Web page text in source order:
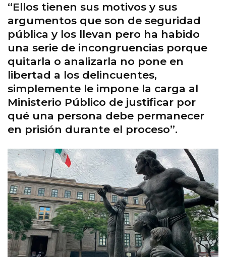
“Ellos tienen sus motivos y sus
argumentos que son de seguridad
pública y los llevan pero ha habido
una serie de incongruencias porque
quitarla o analizarla no pone en
libertad a los delincuentes,
simplemente le impone la carga al
Ministerio Público de justificar por
qué una persona debe permanecer
en prisión durante el proceso”.